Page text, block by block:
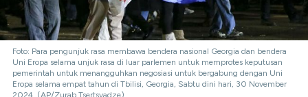
Foto: Para pengunjuk rasa membawa bendera nasional Georgia dan bendera
Uni Eropa selama unjuk rasa di luar parlemen untuk memprotes keputusan
pemerintah untuk menangguhkan negosiasi untuk bergabung dengan Uni
Eropa selama empat tahun di Tbilisi, Georgia, Sabtu dini hari, 30 November